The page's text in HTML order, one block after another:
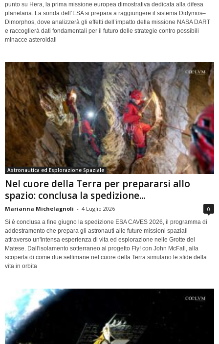
punto su Hera, la prima missione europea dimostrativa dedicata alla difesa
planetaria. La sonda dell’ESA si prepara a raggiungere il sistema Didymos–
Dimorphos, dove analizzerà gli effetti dell’impatto della missione NASA DART
e raccoglierà dati fondamentali per il futuro delle strategie contro possibili
minacce asteroidali
Astronautica ed Esplorazione Spaziale
Nel cuore della Terra per prepararsi allo
spazio: conclusa la spedizione...
Marianna Michelagnoli - 4 Luglio 2026 0
Si è conclusa a fine giugno la spedizione ESA CAVES 2026, il programma di
addestramento che prepara gli astronauti alle future missioni spaziali
attraverso un'intensa esperienza di vita ed esplorazione nelle Grotte del
Matese. Dall'isolamento sotterraneo al progetto Fly! con John McFall, alla
scoperta di come due settimane nel cuore della Terra simulano le sfide della
vita in orbita